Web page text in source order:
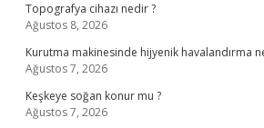
Topografya cihazı nedir ?
Ağustos 8, 2026
Kurutma makinesinde hijyenik havalandırma
Ağustos 7, 2026
Keşkeye soğan konur mu ?
Ağustos 7, 2026